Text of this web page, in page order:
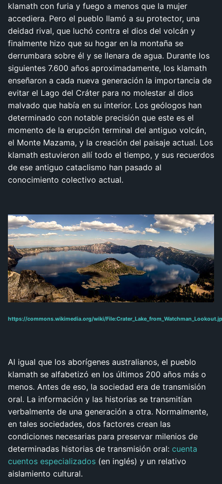
klamath con furia y fuego a menos que la mujer
accediera. Pero el pueblo llamó a su protector, una
deidad rival, que luchó contra el dios del volcán y
finalmente hizo que su hogar en la montaña se
derrumbara sobre él y se llenara de agua. Durante los
siguientes 7.600 años aproximadamente, los klamath
enseñaron a cada nueva generación la importancia de
evitar el Lago del Cráter para no molestar al dios
malvado que había en su interior. Los geólogos han
determinado con notable precisión que este es el
momento de la erupción terminal del antiguo volcán,
el Monte Mazama, y la creación del paisaje actual. Los
klamath estuvieron allí todo el tiempo, y sus recuerdos
de ese antiguo cataclismo han pasado al
conocimiento colectivo actual.
https://commons.wikimedia.org/wiki/
Al igual que los aborígenes australianos, el pueblo
klamath se alfabetizó en los últimos 200 años más o
menos. Antes de eso, la sociedad era de transmisión
oral. La información y las historias se transmitían
verbalmente de una generación a otra. Normalmente,
en tales sociedades, dos factores crean las
condiciones necesarias para preservar milenios de
determinadas historias de transmisión oral: cuenta
cuentos especializados (en inglés) y un relativo
aislamiento cultural.